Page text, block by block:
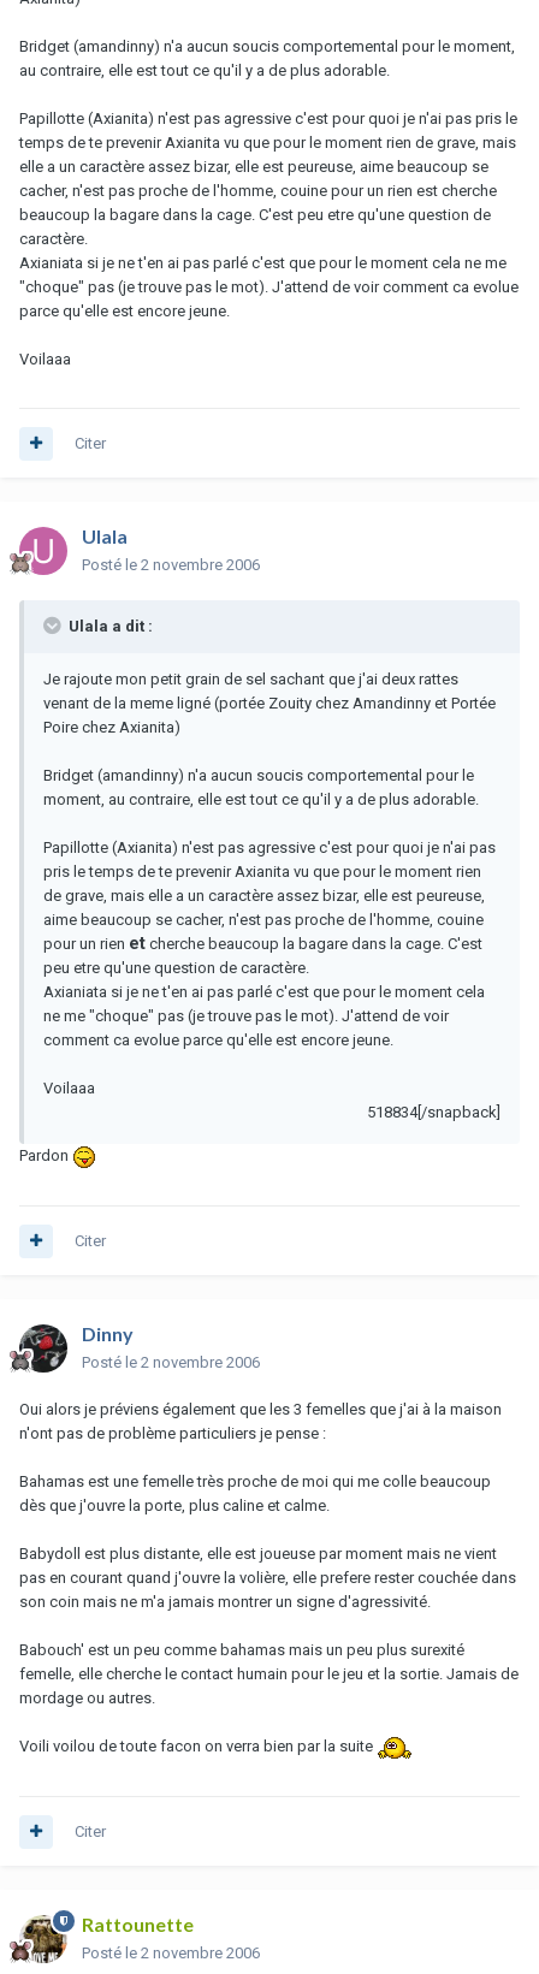
Bridget (amandinny) n'a aucun soucis comportemental pour le moment,
au contraire, elle est tout ce qu'il y a de plus adorable.
Papillotte (Axianita) n'est pas agressive c'est pour quoi je n'ai pas pris le
temps de te prevenir Axianita vu que pour le moment rien de grave, mais
elle a un caractère assez bizar, elle est peureuse, aime beaucoup se
cacher, n'est pas proche de l'homme, couine pour un rien est cherche
beaucoup la bagare dans la cage. C'est peu etre qu'une question de
caractère.
Axianiata si je ne t'en ai pas parlé c'est que pour le moment cela ne me
"choque" pas (je trouve pas le mot). J'attend de voir comment ca evolue
parce qu'elle est encore jeune.
Voilaaa
Citer
Ulala
Posté le 2 novembre 2006
Ulala a dit :
Je rajoute mon petit grain de sel sachant que j'ai deux rattes
venant de la meme ligné (portée Zouity chez Amandinny et Portée
Poire chez Axianita)
Bridget (amandinny) n'a aucun soucis comportemental pour le
moment, au contraire, elle est tout ce qu'il y a de plus adorable.
Papillotte (Axianita) n'est pas agressive c'est pour quoi je n'ai pas
pris le temps de te prevenir Axianita vu que pour le moment rien
de grave, mais elle a un caractère assez bizar, elle est peureuse,
aime beaucoup se cacher, n'est pas proche de l'homme, couine
pour un rien et cherche beaucoup la bagare dans la cage. C'est
peu etre qu'une question de caractère.
Axianiata si je ne t'en ai pas parlé c'est que pour le moment cela
ne me "choque" pas (je trouve pas le mot). J'attend de voir
comment ca evolue parce qu'elle est encore jeune.
Voilaaa
518834[/snapback]
Pardon
Citer
Dinny
Posté le 2 novembre 2006
Oui alors je préviens également que les 3 femelles que j'ai à la maison
n'ont pas de problème particuliers je pense :
Bahamas est une femelle très proche de moi qui me colle beaucoup
dès que j'ouvre la porte, plus caline et calme.
Babydoll est plus distante, elle est joueuse par moment mais ne vient
pas en courant quand j'ouvre la volière, elle prefere rester couchée dans
son coin mais ne m'a jamais montrer un signe d'agressivité.
Babouch' est un peu comme bahamas mais un peu plus surexité
femelle, elle cherche le contact humain pour le jeu et la sortie. Jamais de
mordage ou autres.
Voili voilou de toute facon on verra bien par la suite
Citer
Rattounette
Posté le 2 novembre 2006